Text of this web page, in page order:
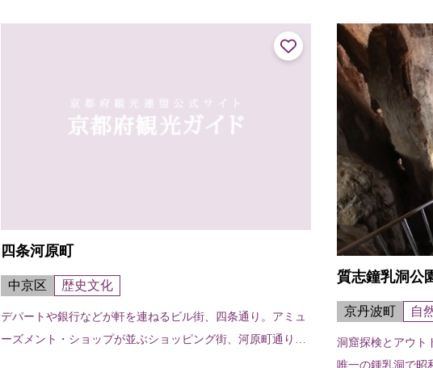
戸時代の建物の中
四条河原町
中京区 歴史文化
デパートや銀行などが軒を連ねるビル街、四条通り。アミュ
ーズメント・ショップが並ぶショッピング街、河原町通り。
質志鐘乳洞公
京丹波町 自
洞窟探検とアウト
唯一の鍾乳洞で昭